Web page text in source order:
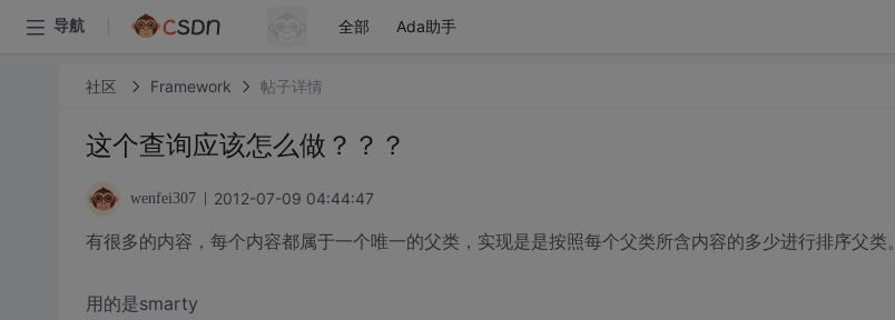
导航 全部 Ada助手
社区 Framework 帖子详情
这个查询应该怎么做？？？
wenfei307 2012-07-09 04:44:47
有很多的内容，每个内容都属于一个唯一的父类，实现是是按照每个父类所含内容的多少进行排序父类。
用的是smarty